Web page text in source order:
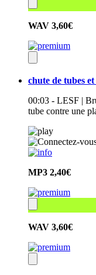
WAV 3,60€
chute de tubes
00:03 - LESF |
tube contre une
MP3 2,40€
WAV 3,60€